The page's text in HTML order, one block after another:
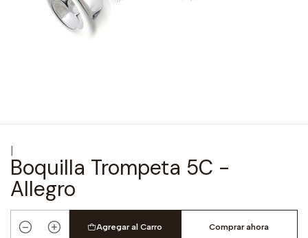
|
Boquilla Trompeta 5C -
Allegro
Agregar al Carro Comprar ahora